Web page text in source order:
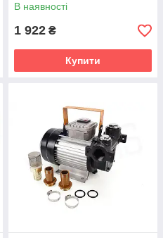
В наявності
1 922 ₴
Купити